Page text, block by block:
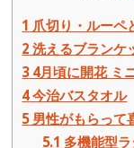
1 爪切り・ルーペ
2 洗えるブランケ
34月頃に開花 ミ
4今治バスタオル
5男性がもらって
5.1 多機能型ラ